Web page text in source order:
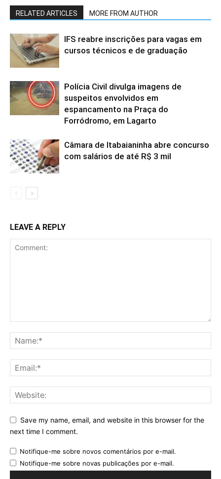
RELATED ARTICLES MORE FROM AUTHOR
IFS reabre inscrições para vagas em
cursos técnicos e de graduação
Polícia Civil divulga imagens de
suspeitos envolvidos em
espancamento na Praça do
Forródromo, em Lagarto
Câmara de Itabaianinha abre concurso
com salários de até R$ 3 mil
LEAVE A REPLY
Save my name, email, and website in this browser for the
next time I comment.
Notifique-me sobre novos comentários por e-mail.
Notifique-me sobre novas publicações por e-mail.